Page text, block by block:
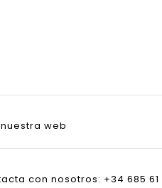
web
con nosotros: +34 685 61